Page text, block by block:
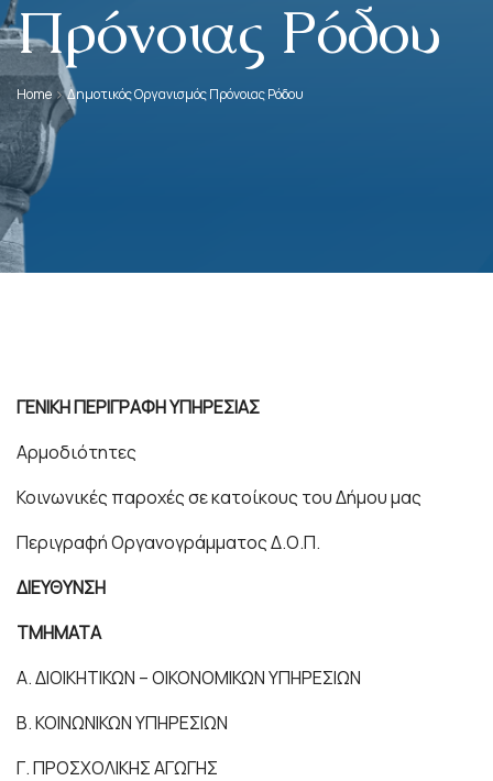
Πρόνοιας Ρόδου
Home Δημοτικός Οργανισμός Πρόνοιας Ρόδου
ΓΕΝΙΚΗ ΠΕΡΙΓΡΑΦΗ ΥΠΗΡΕΣΙΑΣ
Αρμοδιότητες
Κοινωνικές παροχές σε κατοίκους του Δήμου μας
Περιγραφή Οργανογράμματος Δ.Ο.Π.
ΔΙΕΥΘΥΝΣΗ
ΤΜΗΜΑΤΑ
Α. ΔΙΟΙΚΗΤΙΚΩΝ – ΟΙΚΟΝΟΜΙΚΩΝ ΥΠΗΡΕΣΙΩΝ
Β. ΚΟΙΝΩΝΙΚΩΝ ΥΠΗΡΕΣΙΩΝ
Γ. ΠΡΟΣΧΟΛΙΚΗΣ ΑΓΩΓΗΣ